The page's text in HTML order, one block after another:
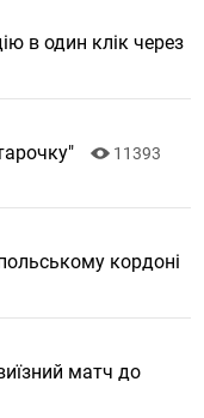
в один клік через
11393
кордоні
матч до